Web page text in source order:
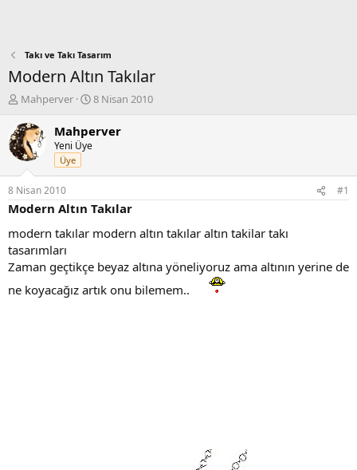
Takı ve Takı Tasarım
Modern Altın Takılar
K
n
b
u
y
u
b
a
l
a
t
a
n
Mahperver
B
ş
ı
ç
a
i
h
8 Nisan 2010
Mahperver
Yeni Üye
Üye
8 Nisan 2010 #1
Modern Altın Takılar
modern takılar modern altın takılar altın takilar takı
tasarımları
Zaman geçtikçe beyaz altına yöneliyoruz ama altının yerine de
ne koyacağız artık onu bilemem..